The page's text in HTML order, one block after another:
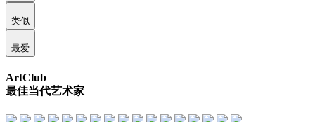
类似
最爱
ArtClub
最佳当代艺术家